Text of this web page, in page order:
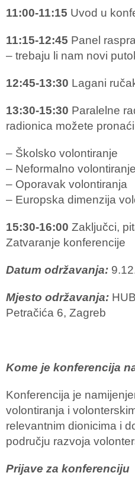
11:00-11:15 Uvod u
11:15-12:45 Panel
– trebaju li nam novi
12:45-13:30 Lagani
13:30-15:30 Paralelne
radionica možete
– Školsko volontiranje
– Neformalno volontiranje
– Oporavak volontiranja
– Europska dimenzija
15:30-16:00 Zaključci,
Zatvaranje konferencije
Datum održavanja:
Mjesto održavanja:
Petračića 6, Zagreb
Kome je konferencija
Konferencija je
volontiranja i
relevantnim dionicima i
području razvoja
Prijave za konferenciju